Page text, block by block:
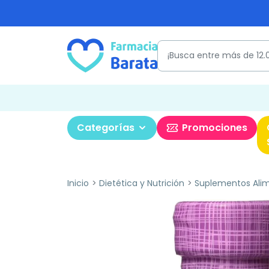
Categorías Promociones
Inicio Dietética y Nutrición Suplementos